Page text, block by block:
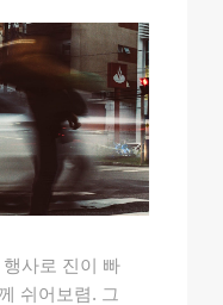
사로 진이 빠
쉬어보렴. 그